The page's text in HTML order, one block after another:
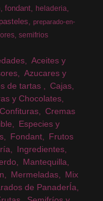
fondant
heladeria
pasteles
preparado-en-
semifrios
Aceites y
Azucares y
de tartas
Cajas
y Chocolates
Confituras
Cremas
Especies y
Fondant
Frutos
Ingredientes
Mantequilla
Mermeladas
Mix
de PanaderÍa